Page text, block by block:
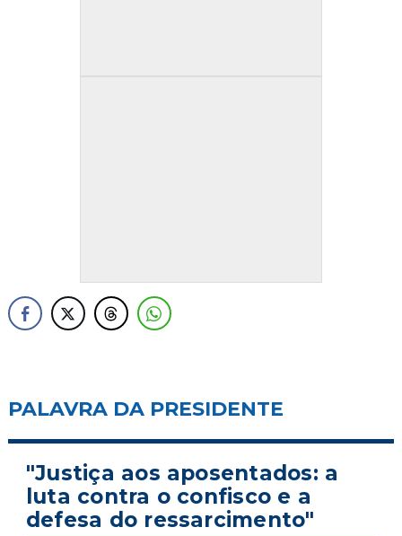
PALAVRA DA PRESIDENTE
"Justiça aos aposentados: a
luta contra o confisco e a
defesa do ressarcimento"